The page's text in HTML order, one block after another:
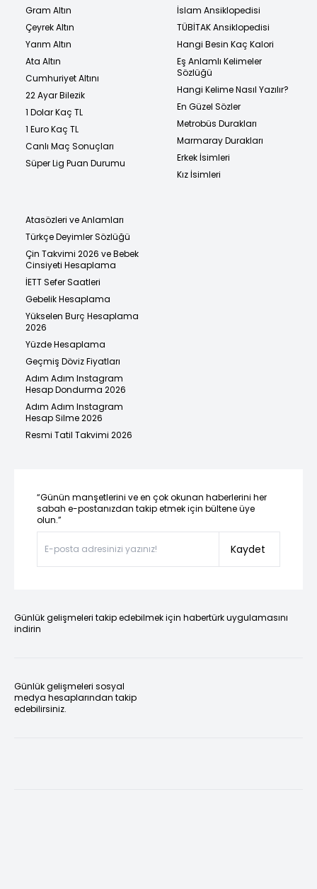
Gram Altın
Çeyrek Altın
Yarım Altın
Ata Altın
Cumhuriyet Altını
22 Ayar Bilezik
1 Dolar Kaç TL
1 Euro Kaç TL
Canlı Maç Sonuçları
Süper Lig Puan Durumu
İslam Ansiklopedisi
TÜBİTAK Ansiklopedisi
Hangi Besin Kaç Kalori
Eş Anlamlı Kelimeler
Sözlüğü
Hangi Kelime Nasıl Yazılır?
En Güzel Sözler
Metrobüs Durakları
Marmaray Durakları
Erkek İsimleri
Kız İsimleri
Atasözleri ve Anlamları
Türkçe Deyimler Sözlüğü
Çin Takvimi 2026 ve Bebek
Cinsiyeti Hesaplama
İETT Sefer Saatleri
Gebelik Hesaplama
Yükselen Burç Hesaplama
2026
Yüzde Hesaplama
Geçmiş Döviz Fiyatları
Adım Adım Instagram
Hesap Dondurma 2026
Adım Adım Instagram
Hesap Silme 2026
Resmi Tatil Takvimi 2026
“Günün manşetlerini ve en çok okunan haberlerini her
sabah e-postanızdan takip etmek için bültene üye
olun.”
Kaydet
Günlük gelişmeleri takip edebilmek için habertürk uygulamasını
indirin
Günlük gelişmeleri sosyal
medya hesaplarından takip
edebilirsiniz.